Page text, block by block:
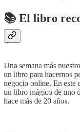
📚 El libro
Una semana más
un libro para hacernos
negocio online. En este
un libro mágico de uno
hace más de 20 años.